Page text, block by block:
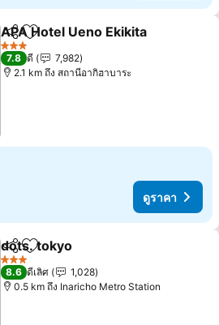
แชร์ เพิ่มในรายการโปรด
APA Hotel Ueno Ekikita
3 ดาว
7.8 ดี
7,982
2.1 km ถึง สถานีอากิฮาบาระ
ดูราคา
แชร์ เพิ่มในรายการโปรด
dots. tokyo
3 ดาว
8.6 ดีเลิศ
1,028
0.5 km ถึง Inaricho Metro Station